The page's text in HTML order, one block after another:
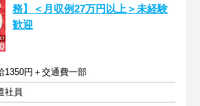
務】＜月収例27万円以上＞未経験
歓迎
1350円＋交通費一部
社員